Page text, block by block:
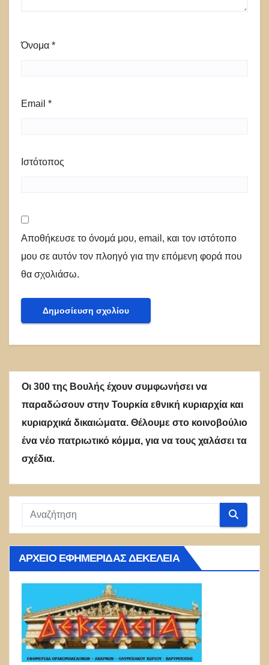
Όνομα *
Email *
Ιστότοπος
Αποθήκευσε το όνομά μου, email, και τον ιστότοπο
μου σε αυτόν τον πλοηγό για την επόμενη φορά που
θα σχολιάσω.
Οι 300 της Βουλής έχουν συμφωνήσει να
παραδώσουν στην Τουρκία εθνική κυριαρχία και
κυριαρχικά δικαιώματα. Θέλουμε στο κοινοβούλιο
ένα νέο πατριωτικό κόμμα, για να τους χαλάσει τα
σχέδια.
ΑΡΧΕΊΟ ΕΦΗΜΕΡΊΔΑΣ ΔΕΚΈΛΕΙΑ